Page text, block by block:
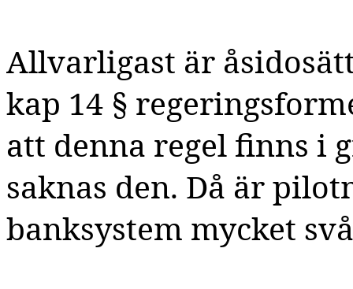
Allvarligast är
kap 14 §
att denna regel finns i
saknas den. Då är
banksystem mycket